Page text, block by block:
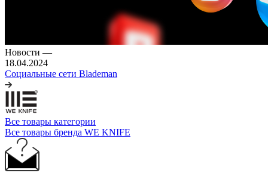
Новости —
18.04.2024
Социальные сети Blademan
Все товары категории
Все товары бренда WE KNIFE